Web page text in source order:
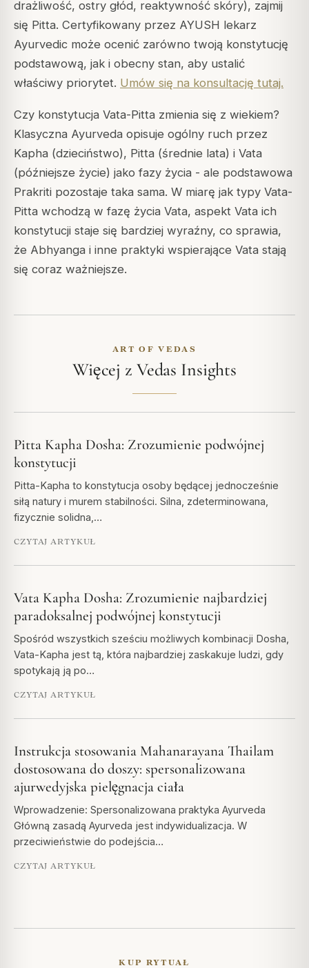
drażliwość, ostry głód, reaktywność skóry), zajmij
się Pitta. Certyfikowany przez AYUSH lekarz
Ayurvedic może ocenić zarówno twoją konstytucję
podstawową, jak i obecny stan, aby ustalić
właściwy priorytet. Umów się na konsultację tutaj.
Czy konstytucja Vata-Pitta zmienia się z wiekiem?
Klasyczna Ayurveda opisuje ogólny ruch przez
Kapha (dzieciństwo), Pitta (średnie lata) i Vata
(późniejsze życie) jako fazy życia - ale podstawowa
Prakriti pozostaje taka sama. W miarę jak typy Vata-
Pitta wchodzą w fazę życia Vata, aspekt Vata ich
konstytucji staje się bardziej wyraźny, co sprawia,
że Abhyanga i inne praktyki wspierające Vata stają
się coraz ważniejsze.
ART OF VEDAS
Więcej z Vedas Insights
Pitta Kapha Dosha: Zrozumienie podwójnej
konstytucji
Pitta-Kapha to konstytucja osoby będącej jednocześnie
siłą natury i murem stabilności. Silna, zdeterminowana,
fizycznie solidna,…
CZYTAJ ARTYKUŁ
Vata Kapha Dosha: Zrozumienie najbardziej
paradoksalnej podwójnej konstytucji
Spośród wszystkich sześciu możliwych kombinacji Dosha,
Vata-Kapha jest tą, która najbardziej zaskakuje ludzi, gdy
spotykają ją po…
CZYTAJ ARTYKUŁ
Instrukcja stosowania Mahanarayana Thailam
dostosowana do doszy: spersonalizowana
ajurwedyjska pielęgnacja ciała
Wprowadzenie: Spersonalizowana praktyka Ayurveda
Główną zasadą Ayurveda jest indywidualizacja. W
przeciwieństwie do podejścia…
CZYTAJ ARTYKUŁ
KUP RYTUAŁ